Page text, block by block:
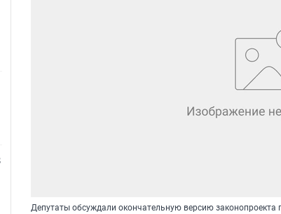
Депутаты обсуждали окончательную версию законопроекта